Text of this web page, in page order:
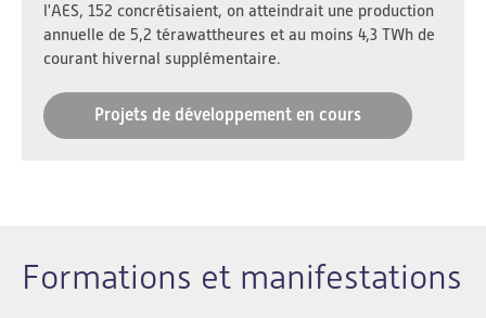
l'AES, 152 concrétisaient, on atteindrait une production
annuelle de 5,2 térawattheures et au moins 4,3 TWh de
courant hivernal supplémentaire.
Projets de développement en cours
Formations et manifestations